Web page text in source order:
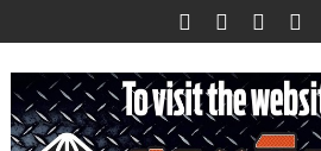
to
content